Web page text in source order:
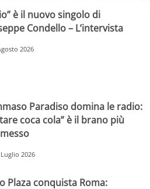
è il nuovo singolo di
Condello – L’intervista
2026
Paradiso domina le radio:
coca cola” è il brano più
Luglio 2026
Plaza conquista Roma: